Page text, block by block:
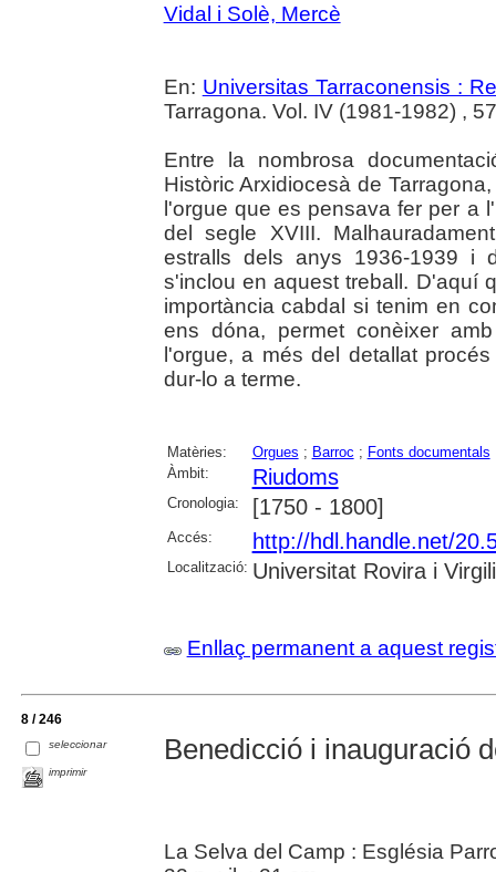
Vidal i Solè, Mercè
En: Universitas Tarraconensis :
Tarragona. Vol. IV (1981-1982) ,
Entre la nombrosa
Històric Arxidiocesà de
l'orgue que es pensava fer per a
del segle XVIII.
estralls dels anys 1936-1939 i
s'inclou en aquest treball. D'aquí
importància cabdal si tenim en
ens dóna, permet conèixer
l'orgue, a més del detallat
dur-lo a terme.
Matèries: Orgues ; Barroc ; Fonts documentals
Àmbit:
Riudoms
Cronologia: [1750 - 1800]
Accés: http://hdl.handle.net/
Localització: Universitat Rovira i
Enllaç permanent a aquest
8 / 246
seleccionar
imprimir
Benedicció i inauguració
La Selva del Camp : Església